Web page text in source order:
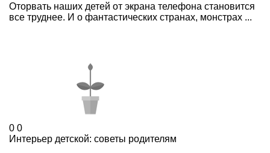
Оторвать наших детей от экрана телефона становится
все труднее. И о фантастических странах, монстрах ...
0 0
Интерьер детской: советы родителям